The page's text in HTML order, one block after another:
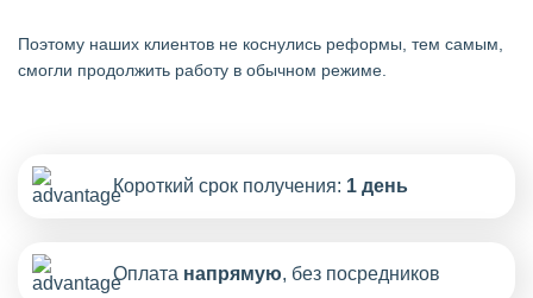
Поэтому наших клиентов не коснулись реформы, тем самым,
смогли продолжить работу в обычном режиме.
Короткий срок получения: 1 день
Оплата напрямую, без посредников